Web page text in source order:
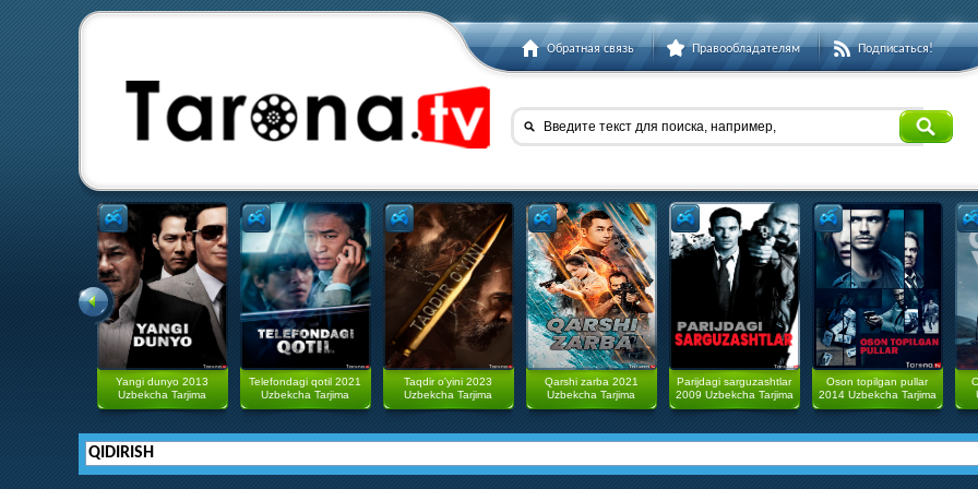
Обратная связь Правообладателям Подписаться!
Введите текст для поиска, например,
Yangi dunyo 2013
Uzbekcha Tarjima
Telefondagi qotil 2021
Uzbekcha Tarjima
Taqdir o'yini 2023
Uzbekcha Tarjima
Qarshi zarba 2021
Uzbekcha Tarjima
Parijdagi sarguzashtlar
2009 Uzbekcha Tarjima
Oson topilgan pullar
2014 Uzbekcha Tarjima